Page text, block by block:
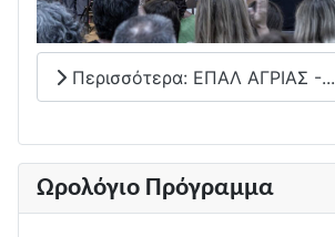
Περισσότερα: ΕΠΑΛ ΑΓΡΙΑΣ -...
Ωρολόγιο Πρόγραμμα